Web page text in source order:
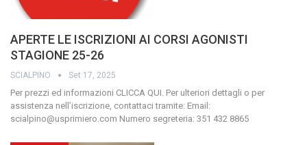
APERTE LE ISCRIZIONI AI CORSI AGONISTI
STAGIONE 25-26
SCIALPINO Set 17, 2025
Per prezzi ed informazioni CLICCA QUI. Per ulteriori dettagli o per
assistenza nell’iscrizione, contattaci tramite: Email:
scialpino@usprimiero.com Numero segreteria: 351 432 8865